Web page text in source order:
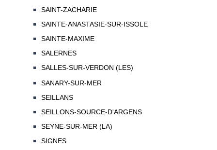
SAINT-ZACHARIE
SAINTE-ANASTASIE-SUR-ISSOLE
SAINTE-MAXIME
SALERNES
SALLES-SUR-VERDON (LES)
SANARY-SUR-MER
SEILLANS
SEILLONS-SOURCE-D'ARGENS
SEYNE-SUR-MER (LA)
SIGNES